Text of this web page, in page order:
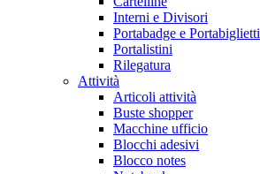
Interni e Divisori
Portabadge e Portabiglietti
Portalistini
Rilegatura
Attività
Articoli attività
Buste shopper
Macchine ufficio
Blocchi adesivi
Blocco notes